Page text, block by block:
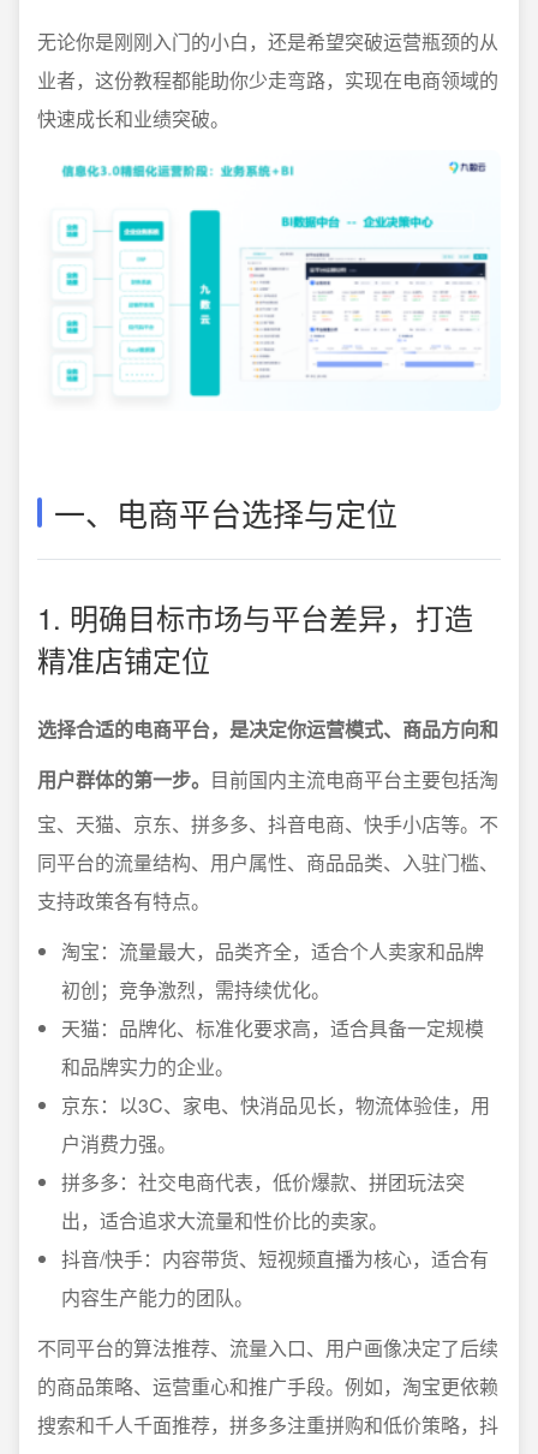
无论你是刚刚入门的小白，还是希望突破运营瓶颈的从
业者，这份教程都能助你少走弯路，实现在电商领域的
快速成长和业绩突破。
一、电商平台选择与定位
1. 明确目标市场与平台差异，打造
精准店铺定位
选择合适的电商平台，是决定你运营模式、商品方向和
用户群体的第一步。 目前国内主流电商平台主要包括淘
宝、天猫、京东、拼多多、抖音电商、快手小店等。不
同平台的流量结构、用户属性、商品品类、入驻门槛、
支持政策各有特点。
淘宝：流量最大，品类齐全，适合个人卖家和品牌
初创；竞争激烈，需持续优化。
天猫：品牌化、标准化要求高，适合具备一定规模
和品牌实力的企业。
京东：以3C、家电、快消品见长，物流体验佳，用
户消费力强。
拼多多：社交电商代表，低价爆款、拼团玩法突
出，适合追求大流量和性价比的卖家。
抖音/快手：内容带货、短视频直播为核心，适合有
内容生产能力的团队。
不同平台的算法推荐、流量入口、用户画像决定了后续
的商品策略、运营重心和推广手段。例如，淘宝更依赖
搜索和千人千面推荐，拼多多注重拼购和低价策略，抖